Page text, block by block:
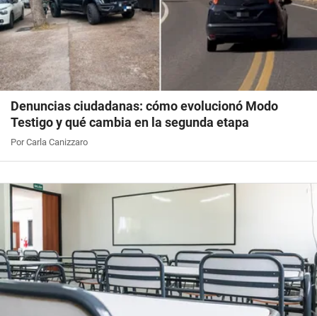
Denuncias ciudadanas: cómo evolucionó Modo
Testigo y qué cambia en la segunda etapa
Por Carla Canizzaro